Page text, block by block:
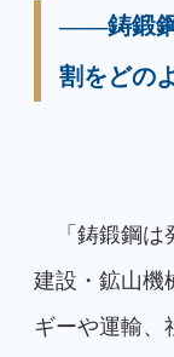
――鋳鍛鋼
割をどの
「鋳鍛鋼は
建設・鉱山機
ギーや運輸、